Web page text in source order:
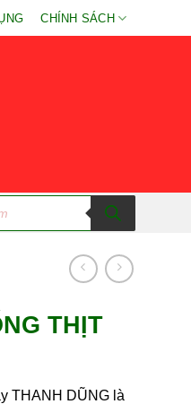
CHÍNH SÁCH
THỊT
THANH DŨNG là